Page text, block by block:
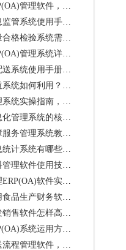
掌握食品ERP(OA)管理软件，使用技巧与升级方法大公开
食品质量信息监管系统使用手册及免费升级概览
使用食品质量合格检验系统需注意哪些升级要点？
食品制造ERP(OA)管理系统详解，升级方案有何亮点？
一站式食品配送系统使用手册详解及升级方法是什么？
食品销售渠道系统如何利用？哪些升级服务免费提供？
食品销售管理系统实操指南，升级需注意哪些方面？
食品物流信息化管理系统的核心功能与升级方案揭秘？
食品售后保障服务管理系统教程，升级如何轻松实现？
食品生产信息统计系统有哪些使用亮点？免费升级内容包括哪些？
食品进货原料管理软件使用技巧是什么？升级时需留意哪些关键点？
食品生产管理ERP(OA)软件实战操作与升级方案概览
公司为何选用食品生产财务软件？升级路径何在？
在线食品批发销售软件怎样高效使用？升级方式是怎样的？
食品配送ERP(OA)系统运用方法揭秘，哪些升级免费？
掌握食品配送流程管理软件，升级时需注意哪些要点？